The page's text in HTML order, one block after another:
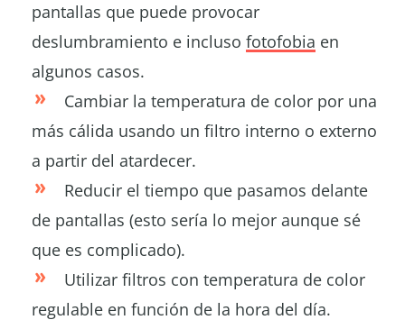
pantallas que puede provocar
deslumbramiento e incluso fotofobia en
algunos casos.
Cambiar la temperatura de color por una
más cálida usando un filtro interno o externo
a partir del atardecer.
Reducir el tiempo que pasamos delante
de pantallas (esto sería lo mejor aunque sé
que es complicado).
Utilizar filtros con temperatura de color
regulable en función de la hora del día.